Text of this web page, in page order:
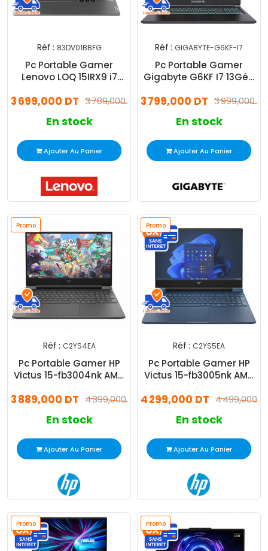
Réf : 83DV01BBFG
Pc Portable Gamer
Lenovo LOQ 15IRX9 i7
3 789,000 DT
3 699,000 DT
En stock
Ajouter Au Panier
Réf : GIGABYTE-G6KF-I7
Pc Portable Gamer
Gigabyte G6KF I7 13Gén
3 999,000 DT
3 799,000 DT
En stock
Ajouter Au Panier
Promo
Réf : C2YS4EA
Pc Portable Gamer HP
Victus 15-fb3004nk AMD
4 399,000 DT
3 889,000 DT
En stock
Ajouter Au Panier
Promo
Réf : C2YS5EA
Pc Portable Gamer HP
Victus 15-fb3005nk AMD
Windows 114 499,000
4 299,000 DT
En stock
Ajouter Au Panier
Promo Promo